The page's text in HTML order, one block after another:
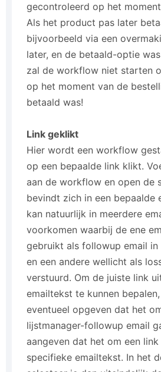
gecontroleerd op het
Als het product pas later
bijvoorbeeld via een
later, en de betaald-optie
zal de workflow niet starten
op het moment van de
betaald was!
Link geklikt
Hier wordt een workflow
op een bepaalde link klikt.
aan de workflow en open de
bevindt zich in een bepaalde
kan natuurlijk in meerdere
voorkomen waarbij de ene
gebruikt als followup email in
en een andere wellicht als
verstuurd. Om de juiste link
emailtekst te kunnen
eventueel opgeven dat het
lijstmanager-followup email
aangeven dat het om een
specifieke emailtekst. In het